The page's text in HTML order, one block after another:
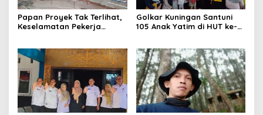
Papan Proyek Tak Terlihat,
Keselamatan Pekerja
Golkar Kuningan Santuni
105 Anak Yatim di HUT ke-
Berjaya